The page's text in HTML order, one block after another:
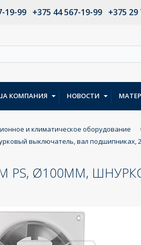
19-99 +375 44 567-19-99 +375 29
КОМПАНИЯ НОВОСТИ
и климатическое оборудование
выключатель, вал подшипниках,
PS, Ø100ММ,